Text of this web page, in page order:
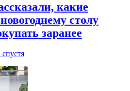
какие
столу
заранее
спустя